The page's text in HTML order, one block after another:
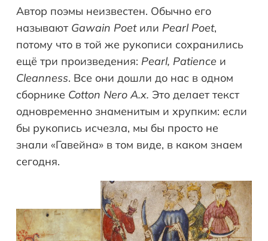
Автор поэмы неизвестен. Обычно его
называют Gawain Poetили Pearl Poet,
потому что в той же рукописи сохранились
ещё три произведения: Pearl, Patience и
Cleanness. Все они дошли до нас в одном
сборнике Cotton Nero A.x. Это делает текст
одновременно знаменитым и хрупким: если
бы рукопись исчезла, мы бы просто не
знали «Гавейна» в том виде, в каком знаем
сегодня.